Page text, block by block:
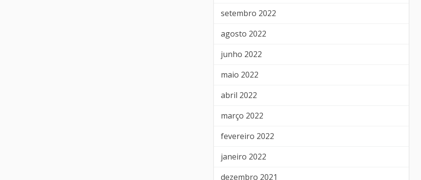
setembro 2022
agosto 2022
junho 2022
maio 2022
abril 2022
março 2022
fevereiro 2022
janeiro 2022
dezembro 2021